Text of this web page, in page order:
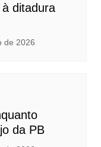
ditadura
de 2026
da PB